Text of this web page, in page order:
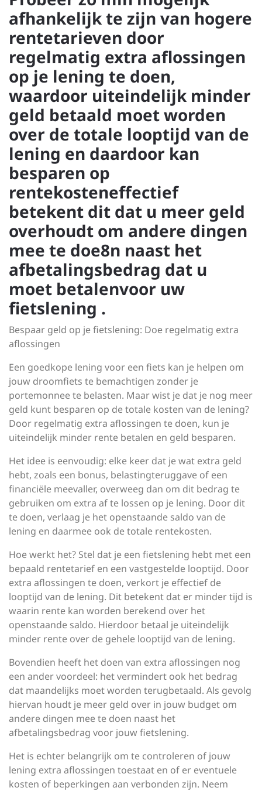
afhankelijk te zijn van hogere
rentetarieven door
regelmatig extra aflossingen
op je lening te doen,
waardoor uiteindelijk minder
geld betaald moet worden
over de totale looptijd van de
lening en daardoor kan
besparen op
rentekosteneffectief
betekent dit dat u meer geld
overhoudt om andere dingen
mee te doe8n naast het
afbetalingsbedrag dat u
moet betalenvoor uw
fietslening .
Bespaar geld op je fietslening: Doe regelmatig extra
aflossingen
Een goedkope lening voor een fiets kan je helpen om
jouw droomfiets te bemachtigen zonder je
portemonnee te belasten. Maar wist je dat je nog meer
geld kunt besparen op de totale kosten van de lening?
Door regelmatig extra aflossingen te doen, kun je
uiteindelijk minder rente betalen en geld besparen.
Het idee is eenvoudig: elke keer dat je wat extra geld
hebt, zoals een bonus, belastingteruggave of een
financiële meevaller, overweeg dan om dit bedrag te
gebruiken om extra af te lossen op je lening. Door dit
te doen, verlaag je het openstaande saldo van de
lening en daarmee ook de totale rentekosten.
Hoe werkt het? Stel dat je een fietslening hebt met een
bepaald rentetarief en een vastgestelde looptijd. Door
extra aflossingen te doen, verkort je effectief de
looptijd van de lening. Dit betekent dat er minder tijd is
waarin rente kan worden berekend over het
openstaande saldo. Hierdoor betaal je uiteindelijk
minder rente over de gehele looptijd van de lening.
Bovendien heeft het doen van extra aflossingen nog
een ander voordeel: het vermindert ook het bedrag
dat maandelijks moet worden terugbetaald. Als gevolg
hiervan houdt je meer geld over in jouw budget om
andere dingen mee te doen naast het
afbetalingsbedrag voor jouw fietslening.
Het is echter belangrijk om te controleren of jouw
lening extra aflossingen toestaat en of er eventuele
kosten of beperkingen aan verbonden zijn. Neem